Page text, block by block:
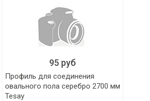
95 руб
Профиль для соединения
овального пола серебро 2700 мм
Tesay